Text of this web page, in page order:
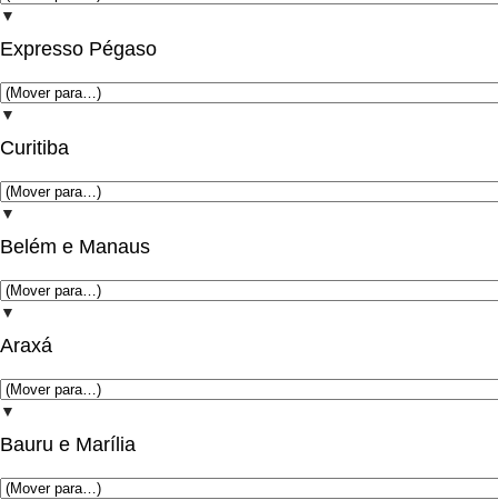
▼
Expresso Pégaso
▼
Curitiba
▼
Belém e Manaus
▼
Araxá
▼
Bauru e Marília